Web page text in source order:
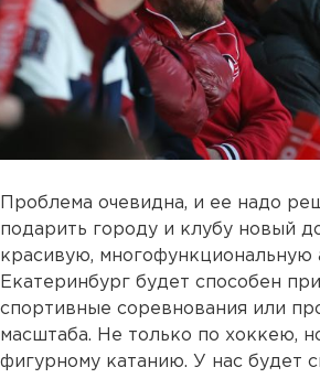
Проблема очевидна, и ее надо
подарить городу и клубу новый
красивую, многофункциональную
Екатеринбург будет способен
спортивные соревнования или
масштаба. Не только по хоккею,
фигурному катанию. У нас будет